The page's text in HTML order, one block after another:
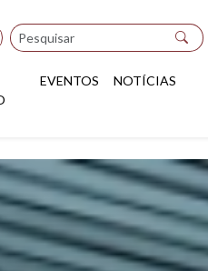
Pesquisar
EVENTOS NOTÍCIAS